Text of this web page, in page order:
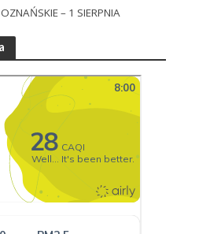
– 1 SIERPNIA